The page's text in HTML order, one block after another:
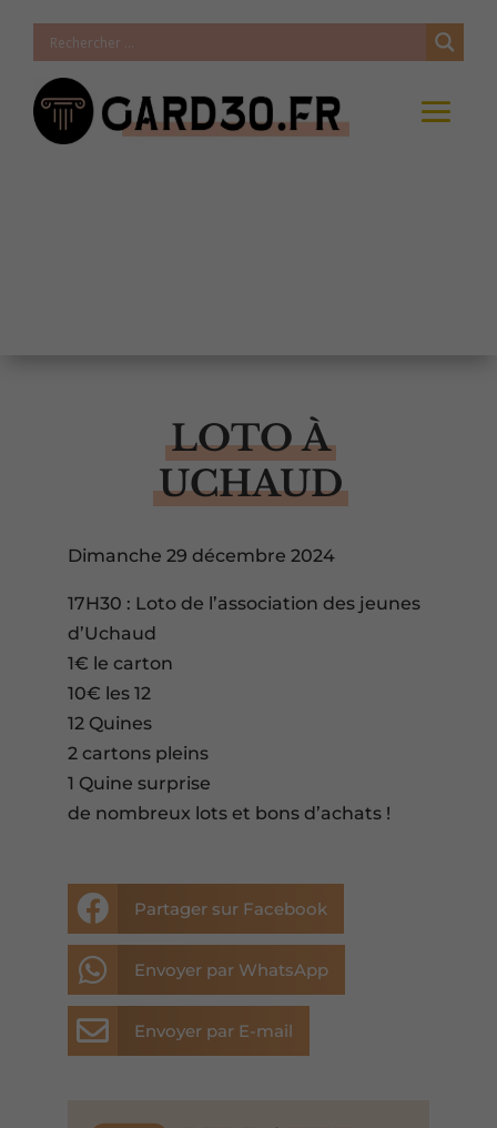
LOTO À
UCHAUD
Dimanche 29 décembre 2024
17H30 : Loto de l’association des jeunes
d’Uchaud
1€ le carton
10€ les 12
12 Quines
2 cartons pleins
1 Quine surprise
de nombreux lots et bons d’achats !
 Partager sur Facebook
 Envoyer par WhatsApp
 Envoyer par E-mail